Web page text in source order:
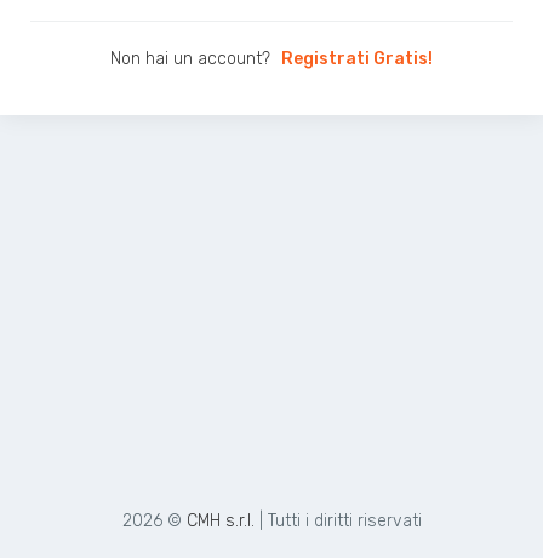
Non hai un account? Registrati Gratis!
2026 © CMH s.r.l. | Tutti i diritti riservati